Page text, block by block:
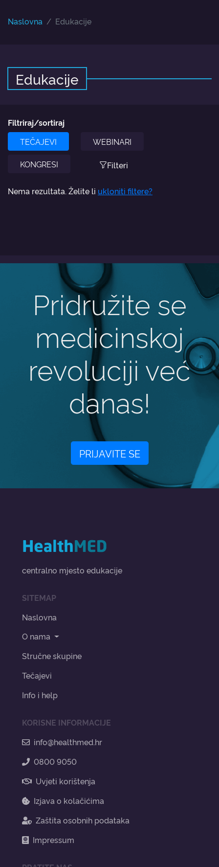
Naslovna Edukacije
Edukacije
Filtriraj/sortiraj
TEČAJEVI
WEBINARI
KONGRESI Filteri
Nema rezultata. Želite li ukloniti filtere?
Pridružite se
medicinskoj
revoluciji već
danas!
PRIJAVITE SE
centralno mjesto edukacije
SITEMAP
Naslovna
O nama
Stručne skupine
Tečajevi
Info i help
KORISNE INFORMACIJE
info@healthmed.hr
0800 9050
Uvjeti korištenja
Izjava o kolačićima
Zaštita osobnih podataka
Impressum